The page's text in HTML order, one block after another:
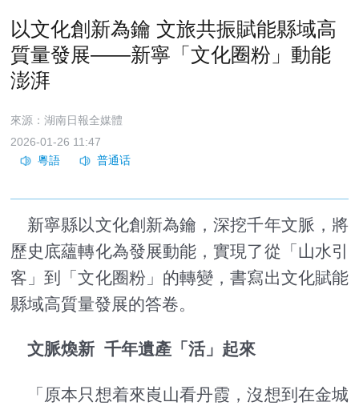
以文化創新為鑰 文旅共振賦能縣域高
質量發展——新寧「文化圈粉」動能
澎湃
來源：湖南日報全媒體
2026-01-26 11:47
新寧縣以文化創新為鑰，深挖千年文脈，將
歷史底蘊轉化為發展動能，實現了從「山水引
客」到「文化圈粉」的轉變，書寫出文化賦能
縣域高質量發展的答卷。
文脈煥新 千年遺產「活」起來
「原本只想着來崀山看丹霞，沒想到在金城